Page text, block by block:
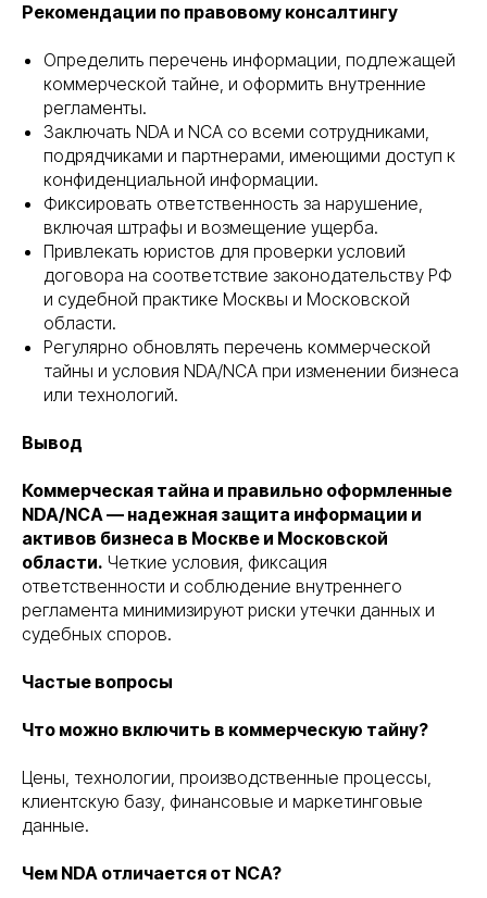
Рекомендации по правовому консалтингу
Определить перечень информации, подлежащей
коммерческой тайне, и оформить внутренние
регламенты.
Заключать NDA и NCA со всеми сотрудниками,
подрядчиками и партнерами, имеющими доступ к
конфиденциальной информации.
Фиксировать ответственность за нарушение,
включая штрафы и возмещение ущерба.
Привлекать юристов для проверки условий
договора на соответствие законодательству РФ
и судебной практике Москвы и Московской
области.
Регулярно обновлять перечень коммерческой
тайны и условия NDA/NCA при изменении бизнеса
или технологий.
Вывод
Коммерческая тайна и правильно оформленные
NDA/NCA — надежная защита информации и
активов бизнеса в Москве и Московской
области. Четкие условия, фиксация
ответственности и соблюдение внутреннего
регламента минимизируют риски утечки данных и
судебных споров.
Частые вопросы
Что можно включить в коммерческую тайну?
Цены, технологии, производственные процессы,
клиентскую базу, финансовые и маркетинговые
данные.
Чем NDA отличается от NCA?